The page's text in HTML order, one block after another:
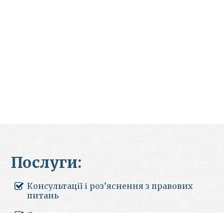
Послуги:
Консультації і роз’яснення з правових
питань